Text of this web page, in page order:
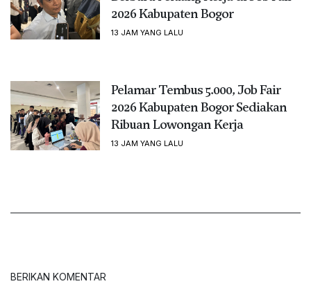
2026 Kabupaten Bogor
13 JAM YANG LALU
Pelamar Tembus 5.000, Job Fair
2026 Kabupaten Bogor Sediakan
Ribuan Lowongan Kerja
13 JAM YANG LALU
BERIKAN KOMENTAR